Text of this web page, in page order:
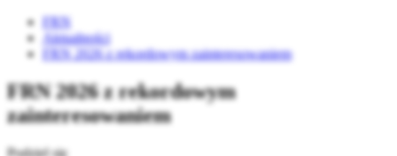
FRN
Aktualności
FRN 2026 z rekordowym zainteresowaniem
FRN 2026 z rekordowym
zainteresowaniem
Podziel się